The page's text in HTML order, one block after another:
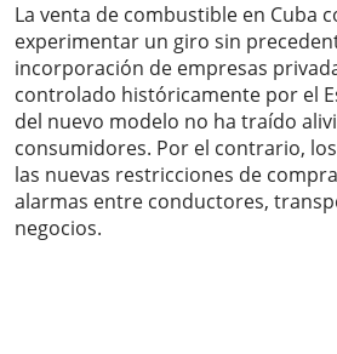
La venta de combustible en Cuba
experimentar un giro sin
incorporación de empresas
controlado históricamente por el
del nuevo modelo no ha traído
consumidores. Por el contrario,
las nuevas restricciones de
alarmas entre conductores,
negocios.